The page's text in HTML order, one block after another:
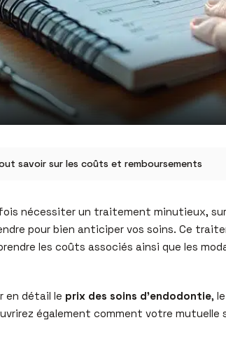
savoir sur les coûts et remboursements
nécessiter un traitement minutieux,
pour bien anticiper vos soins. Ce
les coûts associés ainsi que les
en détail le prix des soins d’endodontie,
également comment votre